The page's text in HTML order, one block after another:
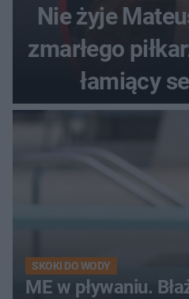
Nie żyje
zmarłego
łamiący
SKOKI DO WODY
ME w pływaniu.